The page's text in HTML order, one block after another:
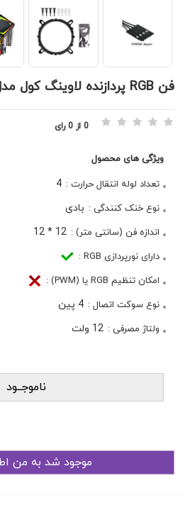
فن RGB پردازنده لاوينگ کول مدل LC-400A
0 از 0 رای
ویژگی های محصول
تعداد لوله انتقال حرارت : 4
نوع خنک کنندگی : بادی
اندازه فن (سانتی متر) : 12 * 12
دارای نورپردازی RGB :
امکان تنظیم RGB یا (PWM) :
نوع سوکت اتصال : 4 پین
ولتاژ مصرفی : 12 ولت
ناموجــود